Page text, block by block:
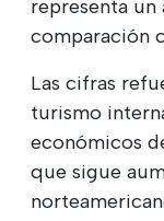
representa un
comparación
Las cifras
turismo
económicos
que sigue